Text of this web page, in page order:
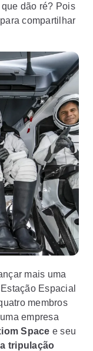
dão ré? Pois
compartilhar
mais uma
Espacial
membros
empresa
Space e seu
tripulação